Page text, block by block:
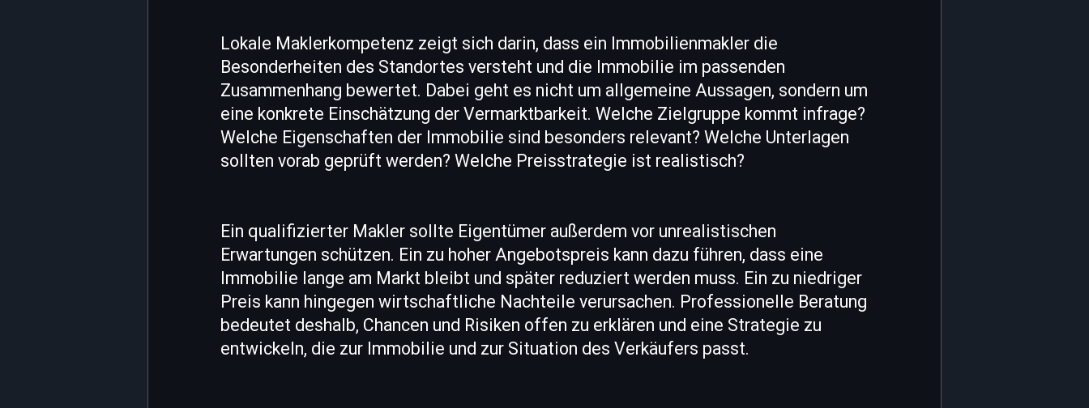
Lokale Maklerkompetenz zeigt sich darin, dass ein Immobilienmakler die
Besonderheiten des Standortes versteht und die Immobilie im passenden
Zusammenhang bewertet. Dabei geht es nicht um allgemeine Aussagen, sondern um
eine konkrete Einschätzung der Vermarktbarkeit. Welche Zielgruppe kommt infrage?
Welche Eigenschaften der Immobilie sind besonders relevant? Welche Unterlagen
sollten vorab geprüft werden? Welche Preisstrategie ist realistisch?
Ein qualifizierter Makler sollte Eigentümer außerdem vor unrealistischen
Erwartungen schützen. Ein zu hoher Angebotspreis kann dazu führen, dass eine
Immobilie lange am Markt bleibt und später reduziert werden muss. Ein zu niedriger
Preis kann hingegen wirtschaftliche Nachteile verursachen. Professionelle Beratung
bedeutet deshalb, Chancen und Risiken offen zu erklären und eine Strategie zu
entwickeln, die zur Immobilie und zur Situation des Verkäufers passt.